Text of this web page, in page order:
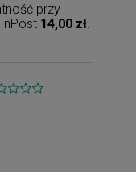
przy
14,00 zł